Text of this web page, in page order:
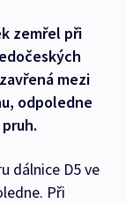
zemřel při
mezi
odpoledne
dálnice D5 ve
Při